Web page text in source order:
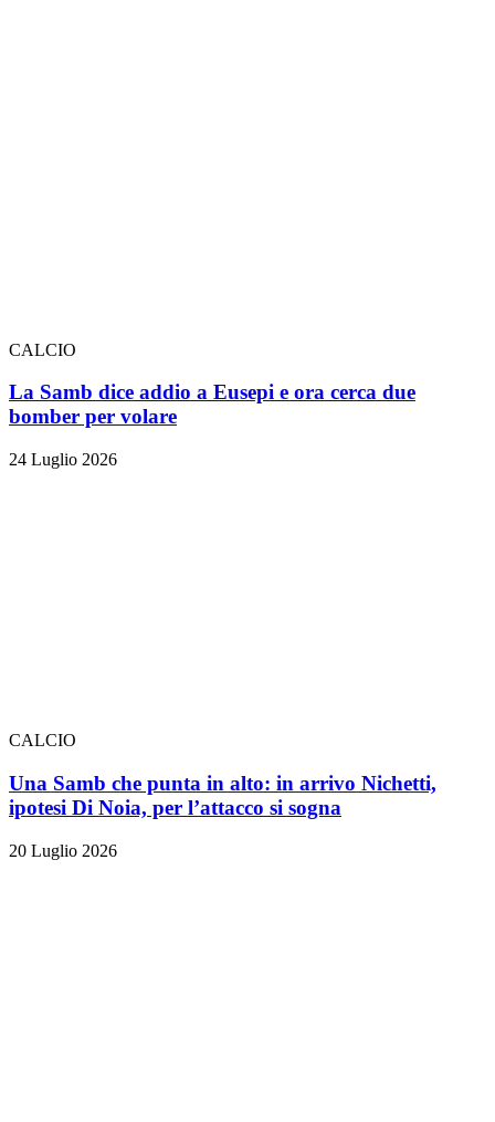
CALCIO
La Samb dice addio a Eusepi e ora cerca due
bomber per volare
24 Luglio 2026
CALCIO
Una Samb che punta in alto: in arrivo Nichetti,
ipotesi Di Noia, per l’attacco si sogna
20 Luglio 2026